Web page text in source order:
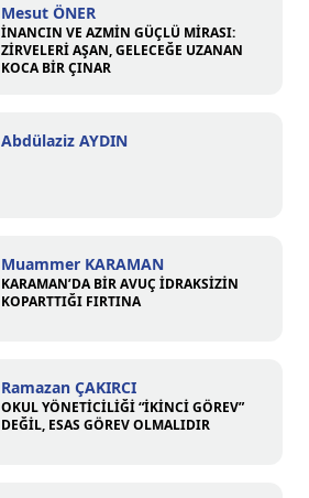
Mesut ÖNER
İNANCIN VE AZMİN GÜÇLÜ MİRASI:
ZİRVELERİ AŞAN, GELECEĞE UZANAN
KOCA BİR ÇINAR
Abdülaziz AYDIN
Muammer KARAMAN
KARAMAN’DA BİR AVUÇ İDRAKSİZİN
KOPARTTIĞI FIRTINA
Ramazan ÇAKIRCI
OKUL YÖNETİCİLİĞİ “İKİNCİ GÖREV”
DEĞİL, ESAS GÖREV OLMALIDIR